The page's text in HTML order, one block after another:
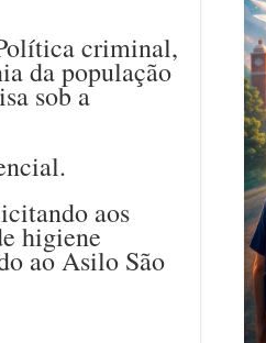
criminal,
da população
sob a
aos
higiene
ao Asilo São